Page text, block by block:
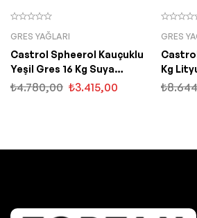
GRES YAĞLARI
Castrol Spheerol Kauçuklu
Yeşil Gres 16 Kg Suya
Dayanıklı
₺4.780,00 ₺3.415,00
GRES
Kg
₺